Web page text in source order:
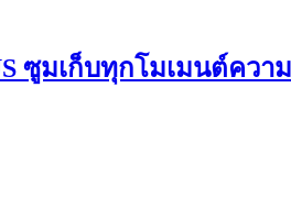
ซูมเก็บทุกโมเมนต์คว